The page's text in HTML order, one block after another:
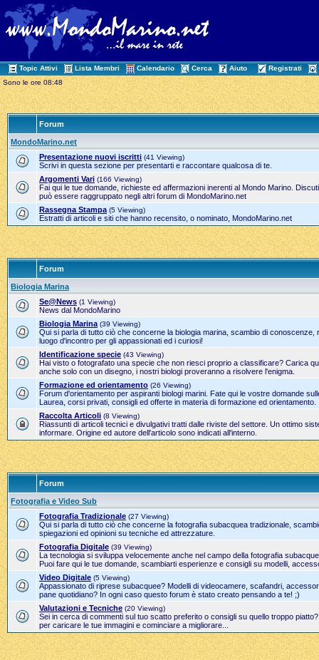
Topic Attivi Lista Membri Calendario Cerca Aiuto
Registrati
Sono le ore 08:48
Forum
MondoMarino.net
Presentazione nuovi iscritti (41 Viewing)
Scrivi in questa sezione per presentarti e raccontare qualcosa di te.
Argomenti Vari (166 Viewing)
Fai qui le tue domande, richieste ed affermazioni inerenti al Mondo Marino.
può essere raggruppato negli altri forum di MondoMarino.net
Rassegna Stampa (5 Viewing)
Estratti di articoli e siti che hanno recensito, o nominato, MondoMarino.net
Forum
Biologia Marina
Se@News (1 Viewing)
News dal MondoMarino
Biologia Marina (39 Viewing)
Qui si parla di tutto ciò che concerne la biologia marina, scambio di conoscenze,
luogo d'incontro per gli appassionati ed i curiosi!
Identificazione specie (43 Viewing)
Hai visto o fotografato una specie che non riesci proprio a classificare? Carica
anche solo con un disegno, i nostri biologi proveranno a risolvere l'enigma.
Formazione ed orientamento (26 Viewing)
Forum d'orientamento per aspiranti biologi marini. Fate qui le vostre domande
Laurea, corsi privati, consigli ed offerte in materia di formazione ed orientamento.
Raccolta Articoli (8 Viewing)
Riassunti di articoli tecnici e divulgativi tratti dalle riviste del settore. Un ottimo
informare. Origine ed autore dell'articolo sono indicati all'interno.
Forum
Fotografia e Video Sub
Fotografia Tradizionale (27 Viewing)
Qui si parla di tutto ciò che concerne la fotografia subacquea tradizionale,
spiegazioni ed opinioni su tecniche ed attrezzature.
Fotografia Digitale (39 Viewing)
La tecnologia si sviluppa velocemente anche nel campo della fotografia
Puoi fare qui le tue domande, scambiarti esperienze e consigli su modelli,
Video Digitale (5 Viewing)
Appassionato di riprese subacquee? Modelli di videocamere, scafandri,
pane quotidiano? In ogni caso questo forum è stato creato pensando a te! ;)
Valutazioni e Tecniche (20 Viewing)
Sei in cerca di commenti sul tuo scatto preferito o consigli su quello troppo
per caricare le tue immagini e cominciare a migliorare...